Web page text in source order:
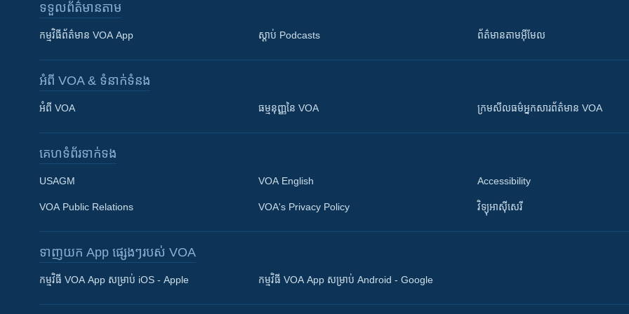
Khmer English
ទទួល​ព័ត៌មាន​តាម
កម្មវិធី​ព័ត៌មាន VOA App ស្តាប់ Podcasts ព័ត៌មាន​តាម​អ៊ីមែល
អំពី​ VOA & ទំនាក់ទំនង
អំពី​ VOA ធម្មនុញ្ញ​នៃ VOA ក្រម​​​សីលធម៌​​​អ្នក​​​សារព័ត៌មាន VOA
គេហទំព័រ​​ទាក់ទង
USAGM
VOA Public Relations
VOA English
VOA's Privacy Policy
Accessibility
វិទ្យុ​អាស៊ី​សេរី
ទាញយក​ App ផ្សេងៗ​របស់​ VOA
កម្មវិធី​ VOA App សម្រាប់ iOS - Apple កម្មវិធី​ VOA App សម្រាប់ Android - Google